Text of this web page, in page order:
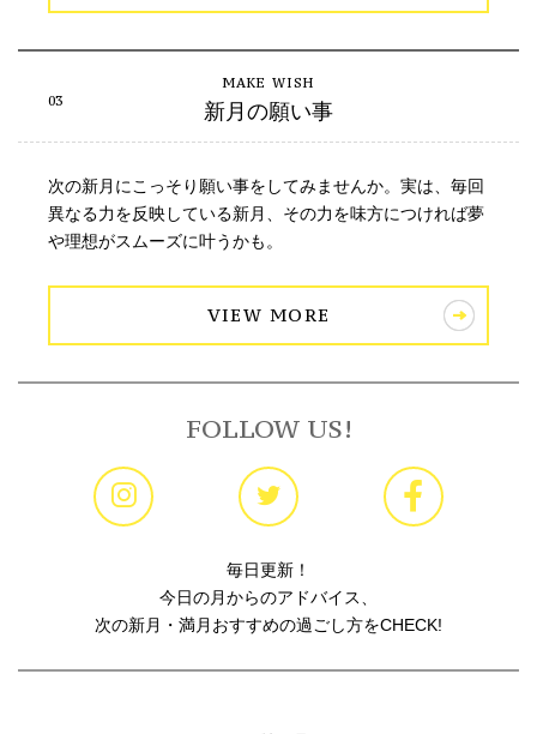
新月の願い事
次の新月にこっそり願い事をしてみませんか。実は、毎回
異なる力を反映している新月、その力を味方につければ夢
や理想がスムーズに叶うかも。
VIEW MORE
FOLLOW US!
毎日更新！
今日の月からのアドバイス、
次の新月・満月おすすめの過ごし方をCHECK!